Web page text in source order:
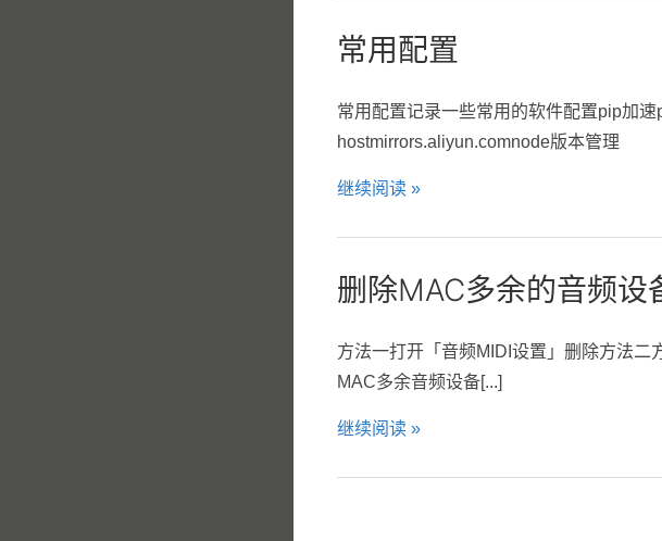
常用配置
常用配置记录一些常用的软件配置pip加
hostmirrors.aliyun.comnode版本管理
继续阅读 »
删除MAC多余的音频设
方法一打开「音频MIDI设置」删除方法
MAC多余音频设备[...]
继续阅读 »